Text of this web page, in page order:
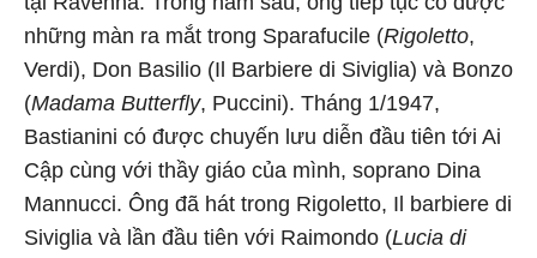
những màn ra mắt trong Sparafucile (Rigoletto,
Verdi), Don Basilio (Il Barbiere di Siviglia) và Bonzo
(Madama Butterfly, Puccini). Tháng 1/1947,
Bastianini có được chuyến lưu diễn đầu tiên tới Ai
Cập cùng với thầy giáo của mình, soprano Dina
Mannucci. Ông đã hát trong Rigoletto, Il barbiere di
Siviglia và lần đầu tiên với Raimondo (Lucia di